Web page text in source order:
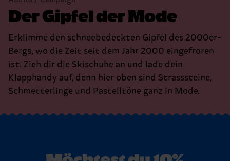
Der Gipfel der Mode
Erklimme den schneebedeckten Gipfel des 2000er-
Bergs, wo die Zeit seit dem Jahr 2000 eingefroren
ist. Zieh dir die Skischuhe an und lade dein
Klapphandy auf, denn hier oben sind Strasssteine,
Schmetterlinge und Pastelltöne ganz in Mode.